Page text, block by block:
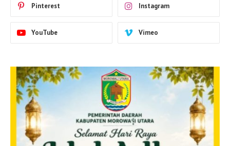
Pinterest Instagram
YouTube Vimeo